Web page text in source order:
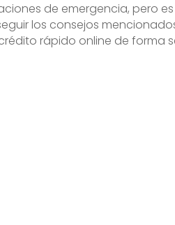
de emergencia, pero
los consejos
rápido online de forma